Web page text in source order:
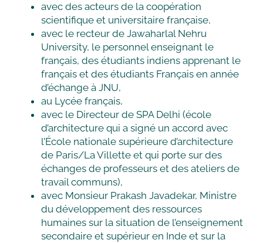
avec des acteurs de la coopération
scientifique et universitaire française,
avec le recteur de Jawaharlal Nehru
University, le personnel enseignant le
français, des étudiants indiens apprenant le
français et des étudiants Français en année
d’échange à JNU,
au Lycée français,
avec le Directeur de SPA Delhi (école
d’architecture qui a signé un accord avec
l’École nationale supérieure d’architecture
de Paris/La Villette et qui porte sur des
échanges de professeurs et des ateliers de
travail communs),
avec Monsieur Prakash Javadekar, Ministre
du développement des ressources
humaines sur la situation de l’enseignement
secondaire et supérieur en Inde et sur la